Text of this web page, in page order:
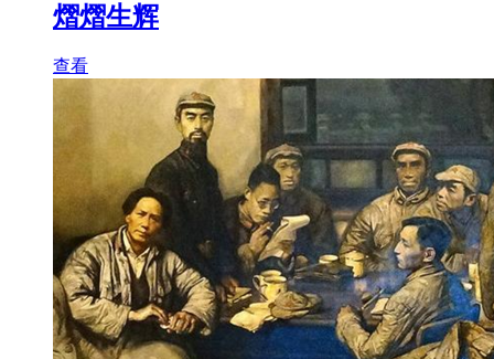
熠熠生辉
查看